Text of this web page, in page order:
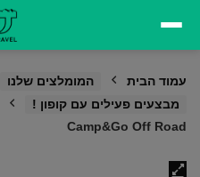
עמוד הבית
המומלצים שלנו
מבצעים פעילים עם קופון !
Camp&Go Off Road